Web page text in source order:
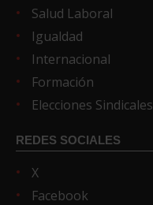
Salud Laboral
Igualdad
Internacional
Formación
Elecciones Sindicales
REDES SOCIALES
X
Facebook